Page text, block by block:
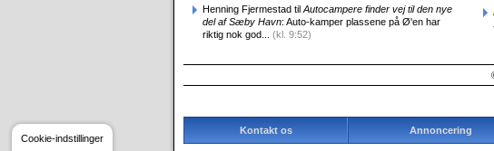
Henning Fjermestad til Autocampere finder vej til den nye
del af Sæby Havn: Auto-kamper plassene på Ø'en har
riktig nok god... (kl. 9:52)
Kontakt os Annoncering
Cookie-indstillinger